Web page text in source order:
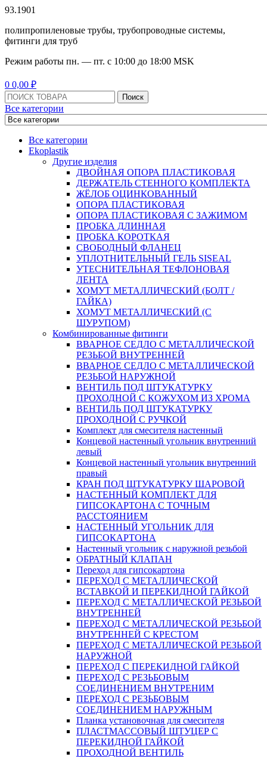
93.1901
полипропиленовые трубы, трубопроводные системы,
фитинги для труб
Режим работы пн. — пт. с 10:00 до 18:00 MSK
0 0,00 ₽
Поиск:
Поиск
Все категории
Все категории
Ekoplastik
Другие изделия
ДВОЙНАЯ ОПОРА ПЛАСТИКОВАЯ
ДЕРЖАТЕЛЬ СТЕННОГО КОМПЛЕКТА
ЖЁЛОБ ОЦИНКОВАННЫЙ
ОПОРА ПЛАСТИКОВАЯ
ОПОРА ПЛАСТИКОВАЯ С ЗАЖИМОМ
ПРОБКА ДЛИННАЯ
ПРОБКА КОРОТКАЯ
СВОБОДНЫЙ ФЛАНЕЦ
УПЛОТНИТЕЛЬНЫЙ ГЕЛЬ SISEAL
УТЕСНИТЕЛЬНАЯ ТЕФЛОНОВАЯ
ЛЕНТА
ХОМУТ МЕТАЛЛИЧЕСКИЙ (БОЛТ /
ГАЙКА)
ХОМУТ МЕТАЛЛИЧЕСКИЙ (С
ШУРУПОМ)
Комбинированные фитинги
ВВАРНОЕ СЕДЛО С МЕТАЛЛИЧЕСКОЙ
РЕЗЬБОЙ ВНУТРЕННЕЙ
ВВАРНОЕ СЕДЛО С МЕТАЛЛИЧЕСКОЙ
РЕЗЬБОЙ НАРУЖНОЙ
ВЕНТИЛЬ ПОД ШТУКАТУРКУ
ПРОХОДНОЙ С КОЖУХОМ ИЗ ХРОМА
ВЕНТИЛЬ ПОД ШТУКАТУРКУ
ПРОХОДНОЙ С РУЧКОЙ
Комплект для смесителя настенный
Концевой настенный угольник внутренний
левый
Концевой настенный угольник внутренний
правый
КРАН ПОД ШТУКАТУРКУ ШАРОВОЙ
НАСТЕННЫЙ КОМПЛЕКТ ДЛЯ
ГИПСОКАРТОНA С ТОЧНЫМ
РАССТОЯНИЕМ
НАСТЕННЫЙ УГОЛЬНИК ДЛЯ
ГИПСОКАРТОНА
Настенный угольник с наружной резьбой
ОБРАТНЫЙ КЛАПАН
Переход для гипсокартона
ПЕРЕХОД С МЕТАЛЛИЧЕСКОЙ
ВСТАВКОЙ И ПЕРЕКИДНОЙ ГАЙКОЙ
ПЕРЕХОД С МЕТАЛЛИЧЕСКОЙ РЕЗЬБОЙ
ВНУТРЕННЕЙ
ПЕРЕХОД С МЕТАЛЛИЧЕСКОЙ РЕЗЬБОЙ
ВНУТРЕННЕЙ С КРЕСТОМ
ПЕРЕХОД С МЕТАЛЛИЧЕСКОЙ РЕЗЬБОЙ
НАРУЖНОЙ
ПЕРЕХОД С ПЕРЕКИДНОЙ ГАЙКОЙ
ПЕРЕХОД С РЕЗЬБОВЫМ
СОЕДИНЕНИЕМ ВНУТРЕНИМ
ПЕРЕХОД С РЕЗЬБОВЫМ
СОЕДИНЕНИЕМ НАРУЖНЫМ
Планка установочная для смесителя
ПЛАСТМАССОВЫЙ ШТУЦЕР С
ПЕРЕКИДНОЙ ГАЙКОЙ
ПРОХОДНОЙ ВЕНТИЛЬ